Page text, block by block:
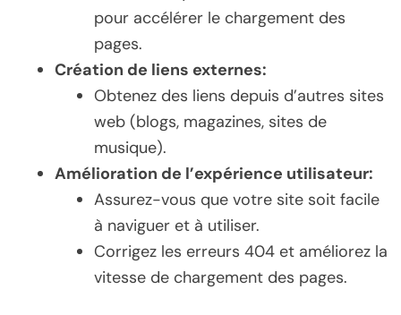
pour accélérer le chargement des
pages.
Création de liens externes:
Obtenez des liens depuis d’autres sites
web (blogs, magazines, sites de
musique).
Amélioration de l’expérience utilisateur:
Assurez-vous que votre site soit facile
à naviguer et à utiliser.
Corrigez les erreurs 404 et améliorez la
vitesse de chargement des pages.